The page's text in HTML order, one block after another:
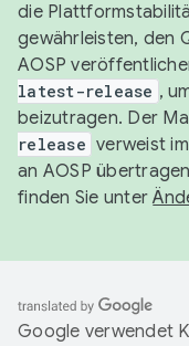
die
gewährleisten, den
AOSP
latest-release ,
beizutragen. Der
release verweist
an AOSP
finden Sie unter
Google verwendet